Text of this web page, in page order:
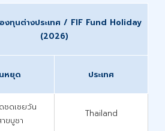
งทุนต่างประเทศ / FIF Fund Holiday
(2026)
หยุด ประเทศ
ชดเชยวัน
ขบูชา
Thailand